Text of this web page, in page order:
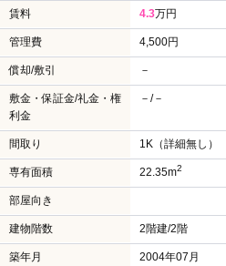
賃料 4.3万円
管理費 4,500円
償却/敷引 －
敷金・保証金/礼金・権
利金
－/－
間取り 1K（詳細無し）
専有面積 22.35m2
部屋向き
建物階数 2階建/2階
築年月 2004年07月